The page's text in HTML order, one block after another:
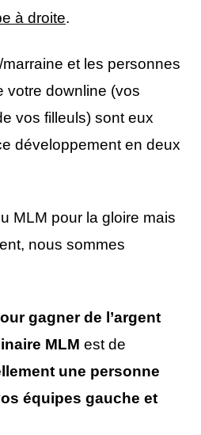
à droite.
et les personnes
votre downline (vos
vos filleuls) sont eux
développement en deux
MLM pour la gloire mais
nous sommes
gagner de l’argent
MLM est de
une personne
équipes gauche et